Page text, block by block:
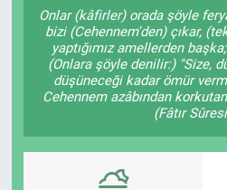
Onlar (kâfirler) orada şöyle
bizi (Cehennem'den) çıkar,
yaptığımız amellerden
(Onlara şöyle denilir:) "Size,
düşüneceği kadar ömür
Cehennem azâbından
(Fâtır